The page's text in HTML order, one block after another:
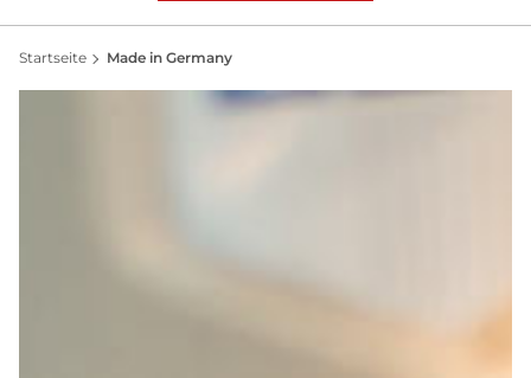
Startseite Made in Germany